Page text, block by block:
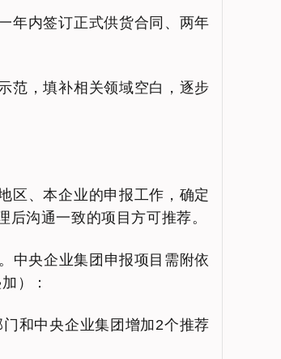
年内签订正式供货合同、两年
范，填补相关领域空白，逐步
区、本企业的申报工作，确定
沟通一致的项目方可推荐。
中央企业集团申报项目需附依
）：
和中央企业集团增加2个推荐